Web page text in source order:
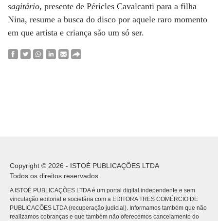
sagitário, presente de Péricles Cavalcanti para a filha
Nina, resume a busca do disco por aquele raro momento
em que artista e criança são um só ser.
Copyright © 2026 - ISTOÉ PUBLICAÇÕES LTDA
Todos os direitos reservados.
A ISTOÉ PUBLICAÇÕES LTDA é um portal digital independente e sem
vinculação editorial e societária com a EDITORA TRES COMÉRCIO DE
PUBLICACÕES LTDA (recuperação judicial). Informamos também que não
realizamos cobranças e que também não oferecemos cancelamento do